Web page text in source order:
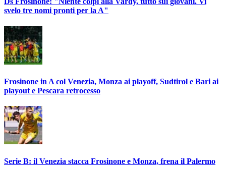
svelo tre nomi pronti per la A"
Frosinone in A col Venezia, Monza ai playoff, Sudtirol e Bari ai
playout e Pescara retrocesso
Serie B: il Venezia stacca Frosinone e Monza, frena il Palermo